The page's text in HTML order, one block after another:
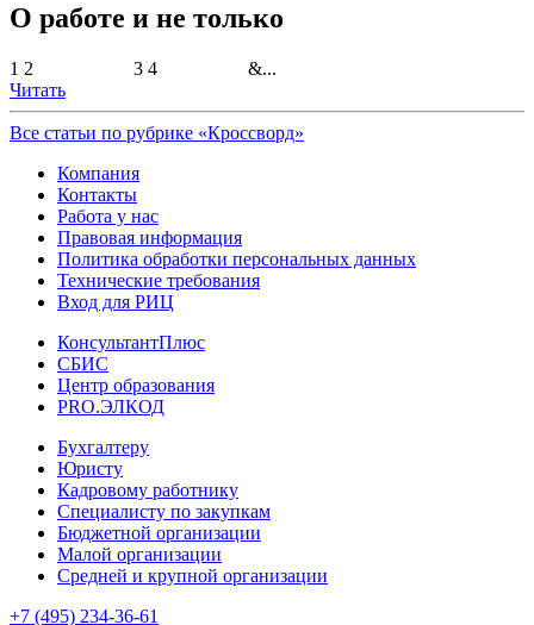
О работе и не только
1 2 3 4 &...
Читать
Все статьи по рубрике «Кроссворд»
Компания
Контакты
Работа у нас
Правовая информация
Политика обработки персональных данных
Технические требования
Вход для РИЦ
КонсультантПлюс
СБИС
Центр образования
PRO.ЭЛКОД
Бухгалтеру
Юристу
Кадровому работнику
Специалисту по закупкам
Бюджетной организации
Малой организации
Средней и крупной организации
+7 (495) 234-36-61